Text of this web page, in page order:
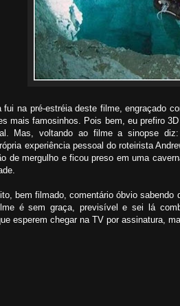
fui na pré-estréia deste filme, engraçado
mais famosinhos. Pois bem, eu prefiro
Mas, voltando ao filme a sinopse
experiência pessoal do roteirista
de mergulho e ficou preso em uma
bem filmado, comentário óbvio
é sem graça, previsível e sei lá
esperem chegar na TV por assinatura,